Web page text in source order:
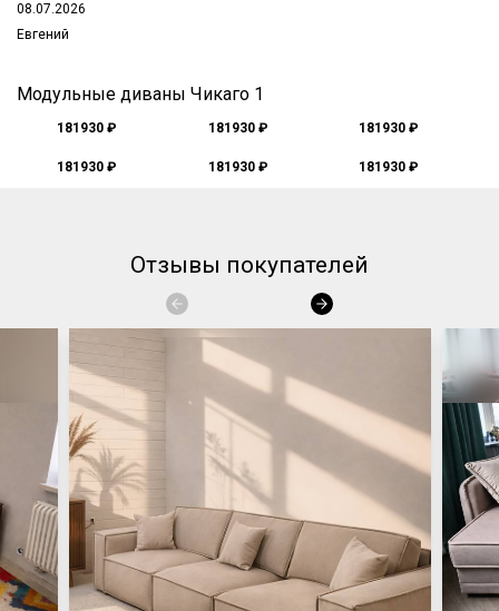
08.07.2026
Евгений
Модульные диваны Чикаго 1
181930 ₽ 181930 ₽ 181930 ₽
181930 ₽ 181930 ₽ 181930 ₽
Отзывы покупателей